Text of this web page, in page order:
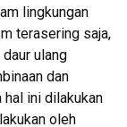
lingkungan
terasering saja,
ulang
dan
hal ini dilakukan
oleh